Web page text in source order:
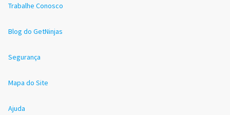
Trabalhe Conosco
Blog do GetNinjas
Segurança
Mapa do Site
Ajuda